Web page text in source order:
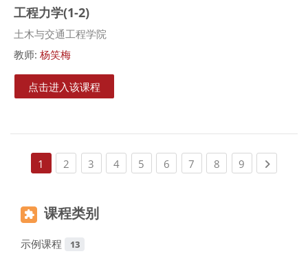
工程力学(1-2)
课程类别
土木与交通工程学院
教师: 杨笑梅
点击进入该课程
1 2(current)
3 (current)
4(current)
5 (current)
6(current)
7 (current)
8(current)
9 (current)Next
课程类别
示例课程 13